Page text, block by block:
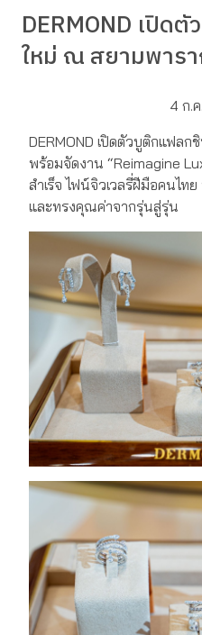
DERMOND เปิด
ใหม่ ณ สยามพาร
4 ก.
DERMOND เปิดตัวบูติกแฟล
พร้อมจัดงาน “Reimagine
สำเร็จ ไฟน์จิวเวลรี่ฝีมือคนไท
และทรงคุณค่าจากรุ่นสู่รุ่น